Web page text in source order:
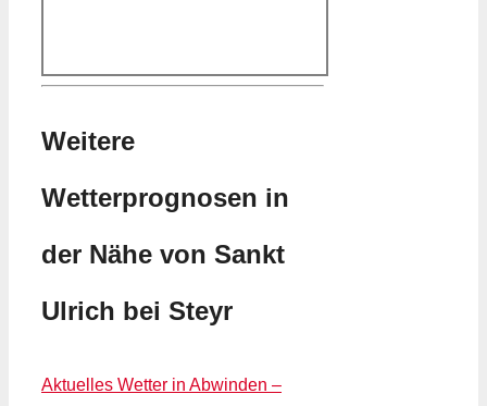
Weitere
Wetterprognosen in
der Nähe von Sankt
Ulrich bei Steyr
Aktuelles Wetter in Abwinden –